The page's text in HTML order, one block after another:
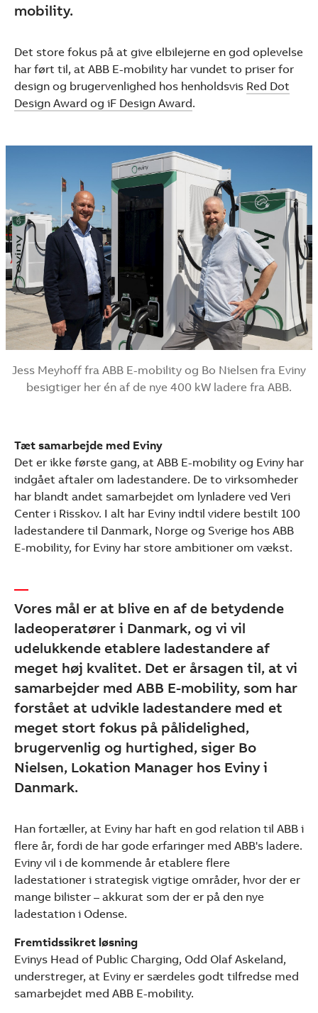
mobility.
Det store fokus på at give elbilejerne en god oplevelse
har ført til, at ABB E-mobility har vundet to priser for
design og brugervenlighed hos henholdsvis Red Dot
Design Award og iF Design Award.
Jess Meyhoff fra ABB E-mobility og Bo Nielsen fra Eviny
besigtiger her én af de nye 400 kW ladere fra ABB.
Tæt samarbejde med Eviny
Det er ikke første gang, at ABB E-mobility og Eviny har
indgået aftaler om ladestandere. De to virksomheder
har blandt andet samarbejdet om lynladere ved Veri
Center i Risskov. I alt har Eviny indtil videre bestilt 100
ladestandere til Danmark, Norge og Sverige hos ABB
E-mobility, for Eviny har store ambitioner om vækst.
Vores mål er at blive en af de betydende
ladeoperatører i Danmark, og vi vil
udelukkende etablere ladestandere af
meget høj kvalitet. Det er årsagen til, at vi
samarbejder med ABB E-mobility, som har
forstået at udvikle ladestandere med et
meget stort fokus på pålidelighed,
brugervenlig og hurtighed, siger Bo
Nielsen, Lokation Manager hos Eviny i
Danmark.
Han fortæller, at Eviny har haft en god relation til ABB i
flere år, fordi de har gode erfaringer med ABB's ladere.
Eviny vil i de kommende år etablere flere
ladestationer i strategisk vigtige områder, hvor der er
mange bilister – akkurat som der er på den nye
ladestation i Odense.
Fremtidssikret løsning
Evinys Head of Public Charging, Odd Olaf Askeland,
understreger, at Eviny er særdeles godt tilfredse med
samarbejdet med ABB E-mobility.